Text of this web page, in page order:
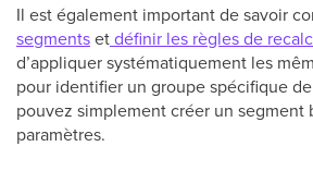
Il est également important de savoir
segmentsetdéfinir les règles de
d’appliquer systématiquement les
pour identifier un groupe spécifique
pouvez simplement créer un segment
paramètres.